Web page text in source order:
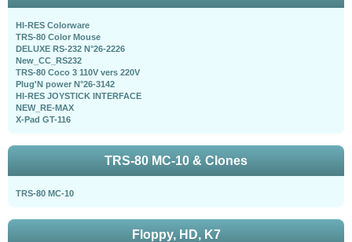
HI-RES Colorware
TRS-80 Color Mouse
DELUXE RS-232 N°26-2226
New_CC_RS232
TRS-80 Coco 3 110V vers 220V
Plug'N power N°26-3142
HI-RES JOYSTICK INTERFACE
NEW_RE-MAX
X-Pad GT-116
TRS-80 MC-10 & Clones
TRS-80 MC-10
Floppy, HD, K7